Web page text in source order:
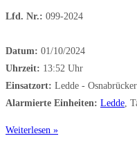
Lfd. Nr.: 099-2024
Datum: 01/10/2024
Uhrzeit: 13:52 Uhr
Einsatzort: Ledde -
Alarmierte Einheiten: Ledde,
Weiterlesen »